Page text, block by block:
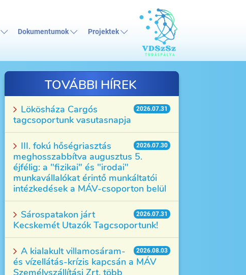
Dokumentumok Projektek
TOVÁBBI HÍREK
2026.07.31
Lökösháza Cargós
tagcsoportunk vasutasnapja
2026.07.30
III. fokú hőségriasztás
meghosszabbítva augusztus 5.
éjfélig: a "fizikai" és "irodai"
munkavállalókat érintő munkáltatói
intézkedések a MÁV-csoporton belül
2026.07.31
Sárospatakon járt
Kecskemét Utazók Tagcsoportunk!
2026.08.03
A kialakult villamosáram-
és vízellátás-krízis kapcsán a MÁV
Személyszállítási Zrt. több